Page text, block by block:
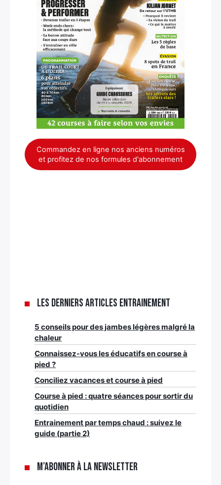
Commandez en ligne nos anciens numéros
et profitez de nos formules d'abonnement
Les derniers articles Entrainement
5 conseils pour des jambes légères malgré la
chaleur
Connaissez-vous les éducatifs en course à
pied ?
Conciliez vacances et course à pied
Course à pied : quatre séances pour sortir du
quotidien
Entrainement par temps chaud : suivez le
guide (partie 2)
M’abonner à la newsletter